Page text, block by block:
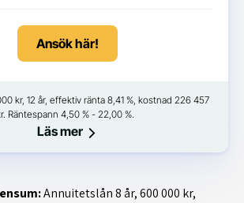
Ansök här!
kr, 12 år, effektiv ränta 8,41 %, kostnad 226 457
Räntespann 4,50 % - 22,00 %.
Läs mer
Annuitetslån 8 år, 600 000 kr,